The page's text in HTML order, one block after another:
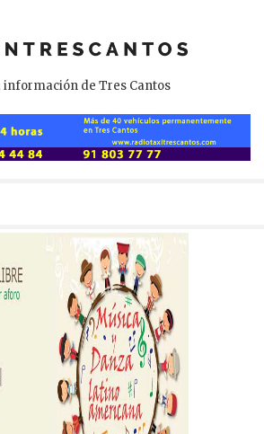
información de Tres Cantos